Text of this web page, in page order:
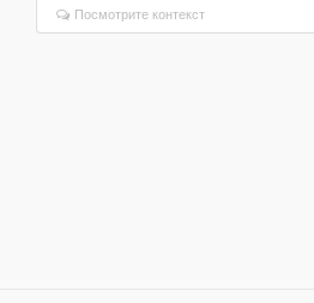
Посмотрите контекст